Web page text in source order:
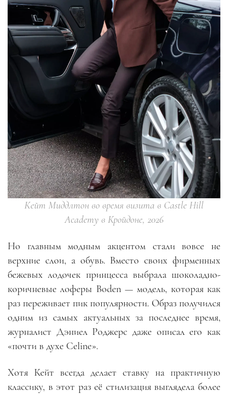
Кейт Миддлтон во время визита в Castle Hill
Academy в Кройдоне, 2026
Но главным модным акцентом стали вовсе не
верхние слои, а обувь. Вместо своих фирменных
бежевых лодочек принцесса выбрала шоколадно-
коричневые лоферы Boden — модель, которая как
раз переживает пик популярности. Образ получился
одним из самых актуальных за последнее время,
журналист Дэниел Роджерс даже описал его как
«почти в духе Celine».
Хотя Кейт всегда делает ставку на практичную
классику, в этот раз её стилизация выглядела более